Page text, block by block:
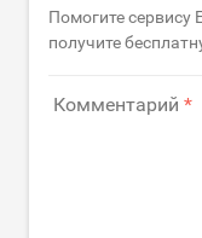
Помогите сервису
получите
Комментарий